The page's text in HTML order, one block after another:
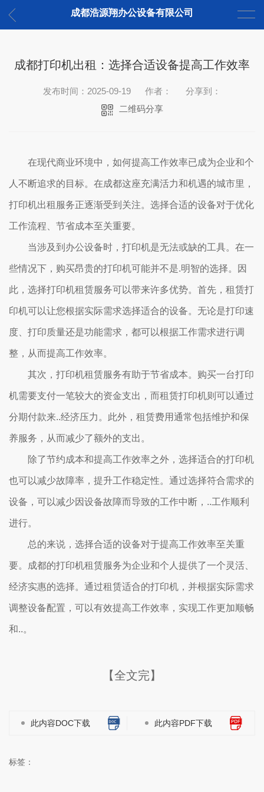
成都浩源翔办公设备有限公司
成都打印机出租：选择合适设备提高工作效率
发布时间：2025-09-19 作者：
分享到：
二维码分享
在现代商业环境中，如何提高工作效率已成为企业和个
人不断追求的目标。在成都这座充满活力和机遇的城市里，
打印机出租服务正逐渐受到关注。选择合适的设备对于优化
工作流程、节省成本至关重要。
当涉及到办公设备时，打印机是无法或缺的工具。在一
些情况下，购买昂贵的打印机可能并不是.明智的选择。因
此，选择打印机租赁服务可以带来许多优势。首先，租赁打
印机可以让您根据实际需求选择适合的设备。无论是打印速
度、打印质量还是功能需求，都可以根据工作需求进行调
整，从而提高工作效率。
其次，打印机租赁服务有助于节省成本。购买一台打印
机需要支付一笔较大的资金支出，而租赁打印机则可以通过
分期付款来..经济压力。此外，租赁费用通常包括维护和保
养服务，从而减少了额外的支出。
除了节约成本和提高工作效率之外，选择适合的打印机
也可以减少故障率，提升工作稳定性。通过选择符合需求的
设备，可以减少因设备故障而导致的工作中断，..工作顺利
进行。
总的来说，选择合适的设备对于提高工作效率至关重
要。成都的打印机租赁服务为企业和个人提供了一个灵活、
经济实惠的选择。通过租赁适合的打印机，并根据实际需求
调整设备配置，可以有效提高工作效率，实现工作更加顺畅
和..。
【全文完】
此内容DOC下载 此内容PDF下载
标签：